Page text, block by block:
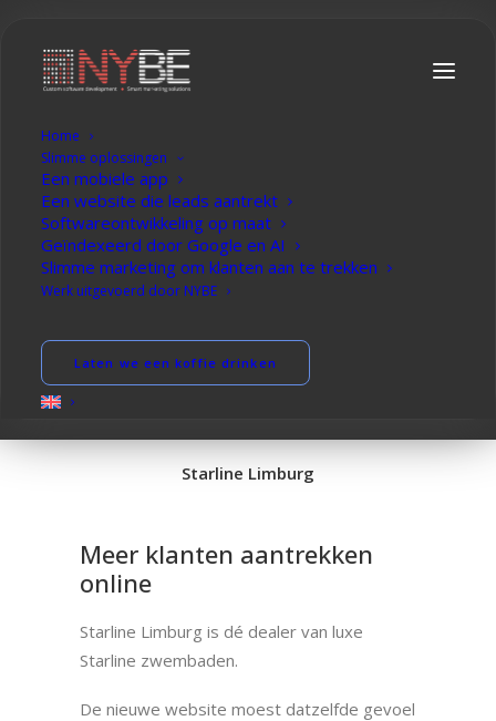
Home
Slimme oplossingen
Een mobiele app
Een website die leads aantrekt
Softwareontwikkeling op maat
Geïndexeerd door Google en AI
Slimme marketing om klanten aan te trekken
Werk uitgevoerd door NYBE
Laten we een koffie drinken
Website d
Laten we brainstormen
Starline Limburg
Meer klanten aantrekken
online
Starline Limburg is dé dealer van luxe
Starline zwembaden.
De nieuwe website moest datzelfde gevoel